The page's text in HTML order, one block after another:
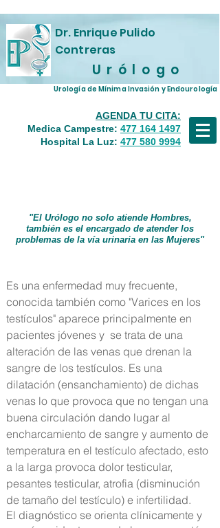
Dr. Enrique Pulido
Contreras
U r ó l o g o
Urología de Mínima Invasión y Endourología
AGENDA TU CITA:
Medica Campestre: 477 164 1497
Hospital La Luz: 477 580 9994
"El Urólogo no solo atiende Hombres,
también es el encargado de atender los
problemas de la vía urinaria en las Mujeres"
Es una enfermedad muy frecuente,
conocida también como "Varices en los
testículos" aparece principalmente en
pacientes jóvenes y se trata de una
alteración de las venas que drenan la
sangre de los testículos. Es una
dilatación (ensanchamiento) de dichas
venas lo que provoca que no tengan una
buena circulación dando lugar al
encharcamiento de sangre y aumento de
temperatura en el testículo afectado, esto
a la larga provoca dolor testicular,
pesantes testicular, atrofia (disminución
de tamaño del testículo) e infertilidad.
El diagnóstico se orienta clínicamente y